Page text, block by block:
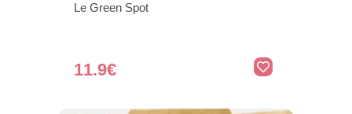
Le Green Spot
11.9€